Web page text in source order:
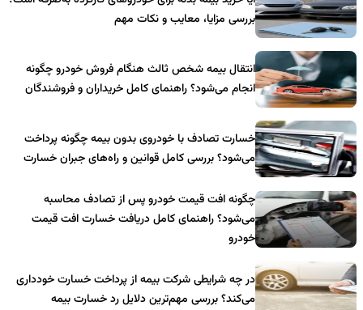
بررسی مزایا، معایب و نکات مهم
انتقال بیمه شخص ثالث هنگام فروش خودرو چگونه
انجام می‌شود؟ راهنمای کامل خریداران و فروشندگان
خسارت تصادف با خودروی بدون بیمه چگونه پرداخت
می‌شود؟ بررسی کامل قوانین و راه‌های جبران خسارت
چگونه افت قیمت خودرو پس از تصادف محاسبه
می‌شود؟ راهنمای کامل دریافت خسارت افت قیمت
خودرو
در چه شرایطی شرکت بیمه از پرداخت خسارت خودداری
می‌کند؟ بررسی مهم‌ترین دلایل رد خسارت بیمه